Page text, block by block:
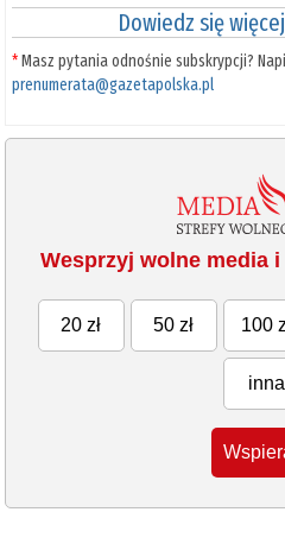
Dowiedz się
*Masz pytania odnośnie subskrypcji?
prenumerata@gazetapolska.pl
Wesprzyj wolne media
20 zł 50 zł 100
inna